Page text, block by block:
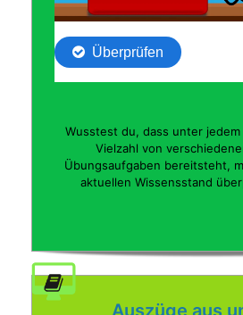
Wusstest du, dass unter
Vielzahl von
Übungsaufgaben bereitsteht,
aktuellen Wissensstand
Auszüge aus